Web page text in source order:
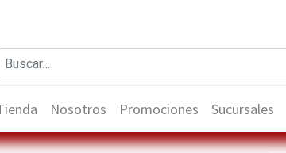
Nosotros Promociones Sucursales